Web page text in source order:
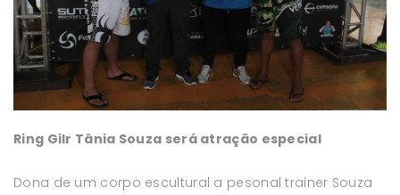
Ring Gilr Tânia Souza será atração especial
Dona de um corpo escultural a pesonal trainer Souza